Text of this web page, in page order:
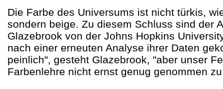
Die Farbe des Universums ist nicht türkis,
sondern beige. Zu diesem Schluss sind der
Glazebrook von der Johns Hopkins
nach einer erneuten Analyse ihrer Daten
peinlich", gesteht Glazebrook, "aber unser
Farbenlehre nicht ernst genug genommen